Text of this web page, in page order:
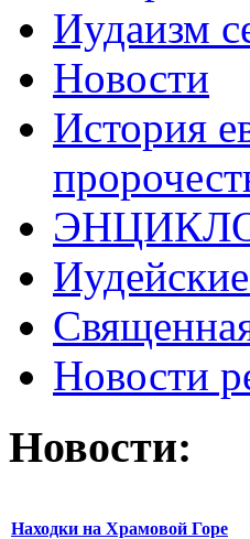
Иудаизм
Новости
История
Новости
Новости:
Находки на Храмовой Горе